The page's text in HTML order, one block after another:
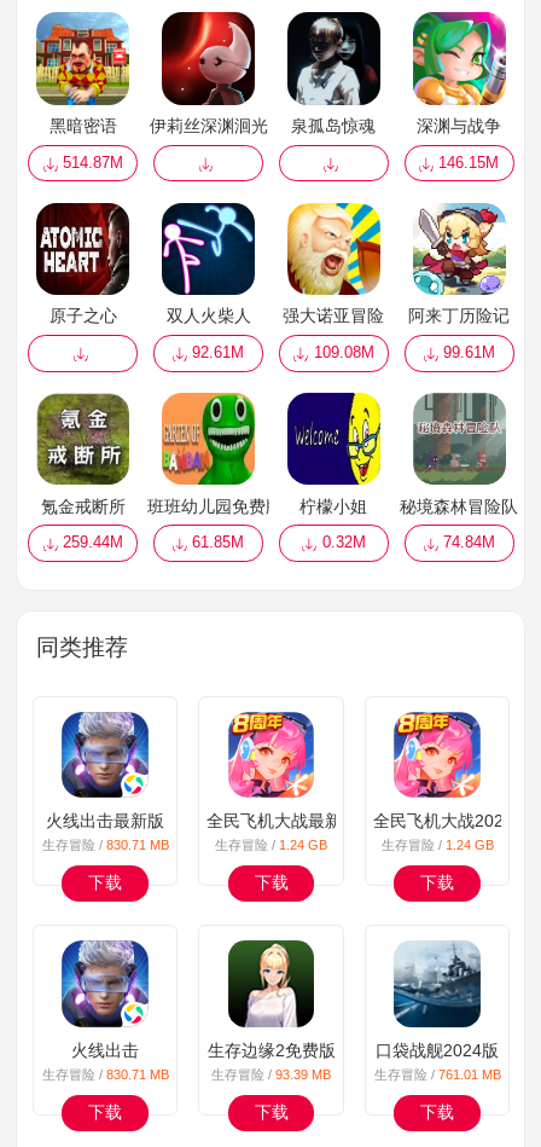
黑暗密语
514.87M
伊莉丝深渊洄光 泉孤岛惊魂 深渊与战争
146.15M
原子之心 双人火柴人
92.61M
强大诺亚冒险
109.08M
阿来丁历险记
99.61M
氪金戒断所
259.44M
班班幼儿园免费版
61.85M
柠檬小姐
0.32M
秘境森林冒险队
74.84M
同类推荐
火线出击最新版
生存冒险 / 830.71 MB
下载
全民飞机大战最新版
生存冒险 / 1.24 GB
下载
全民飞机大战2024版
生存冒险 / 1.24 GB
下载
火线出击
生存冒险 / 830.71 MB
下载
生存边缘2免费版
生存冒险 /93.39 MB
下载
口袋战舰2024版
生存冒险 / 761.01 MB
下载